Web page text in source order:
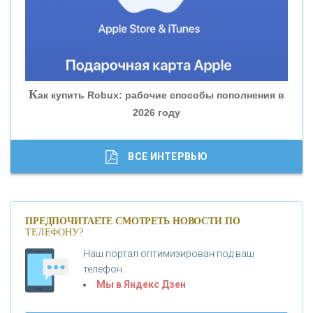
«БАНК ГЛОБЭКС»
«СОВКОМБАНК»
«ГАЗПРОМБАНК»
«МОСКОВСКИЙ КРЕДИТНЫЙ БАНК»
«БАНК ВОЗРОЖДЕНИЕ»
Как купить Robux: рабочие способы пополнения в
2026 году
Банки.ру обновил логотип впервые за 19 лет -
ВСЕ ИНТЕРВЬЮ
ПРЕДПОЧИТАЕТЕ СМОТРЕТЬ НОВОСТИ ПО
ТЕЛЕФОНУ?
Наш портал оптимизирован под ваш
телефон.
Мы в Яндекс Дзен